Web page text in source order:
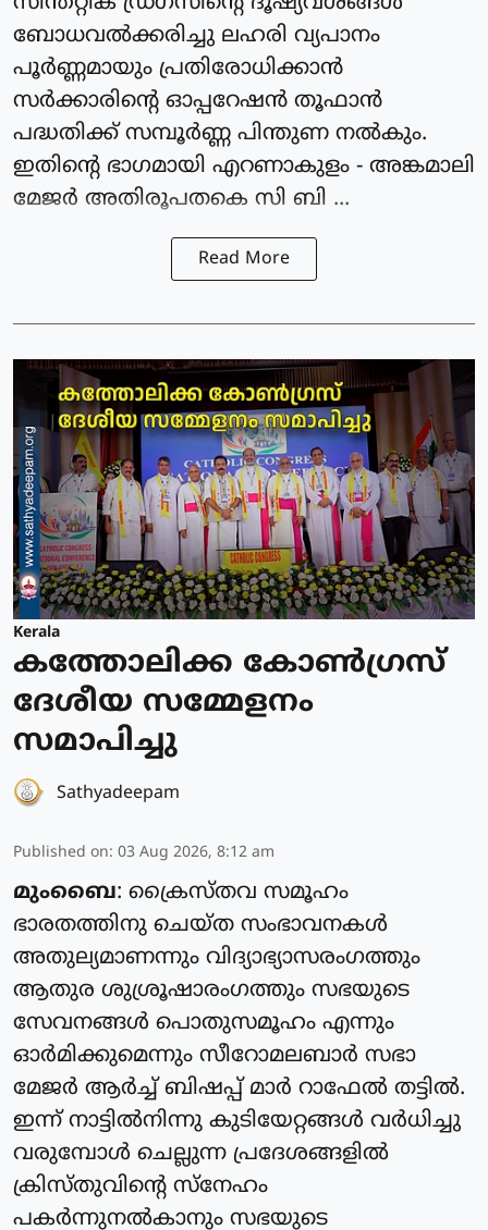
ബോധവൽക്കരിച്ചു ലഹരി വ്യപാനം
പൂർണ്ണമായും പ്രതിരോധിക്കാൻ
സർക്കാരിൻ്റെ ഓപ്പറേഷൻ തൂഫാൻ
പദ്ധതിക്ക് സമ്പൂർണ്ണ പിന്തുണ നൽകും.
ഇതിൻ്റെ ഭാഗമായി എറണാകുളം - അങ്കമാലി
മേജർ അതിരൂപതകെ സി ബി ...
Read More
Kerala
കത്തോലിക്ക കോൺഗ്രസ്
ദേശീയ സമ്മേളനം
സമാപിച്ചു
Sathyadeepam
Published on: 03 Aug 2026, 8:12 am
മുംബൈ: ക്രൈസ്‌തവ സമൂഹം
ഭാരതത്തിനു ചെയ്‌ത സംഭാവനകൾ
അതുല്യമാണന്നും വിദ്യാഭ്യാസരംഗത്തും
ആതുര ശുശ്രൂഷാരംഗത്തും സഭയുടെ
സേവനങ്ങൾ പൊതുസമൂഹം എന്നും
ഓർമിക്കുമെന്നും സീറോമലബാർ സഭാ
മേജർ ആർച്ച് ബിഷപ്പ് മാർ റാഫേൽ തട്ടിൽ.
ഇന്ന് നാട്ടിൽനിന്നു കുടിയേറ്റങ്ങൾ വർധിച്ചു
വരുമ്പോൾ ചെല്ലുന്ന പ്രദേശങ്ങളിൽ
ക്രിസ്തു‌വിൻ്റെ സ്നേഹം
പകർന്നുനൽകാനും സഭയുടെ